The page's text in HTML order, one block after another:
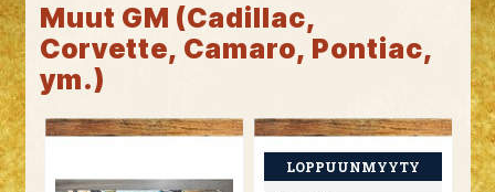
Muut GM (Cadillac,
Corvette, Camaro, Pontiac,
ym.)